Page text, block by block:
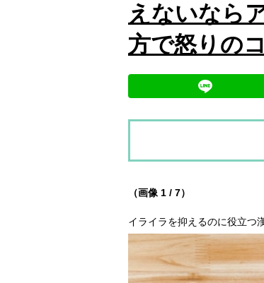
えないなら
方で怒りの
（画像 1 / 7）
イライラを抑えるのに役立つ